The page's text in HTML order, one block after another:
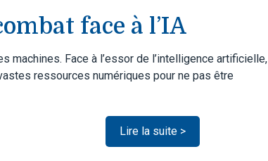
face à l’IA
machines. Face à l’essor de l’intelligence artificielle,
ressources numériques pour ne pas être
Lire la suite >